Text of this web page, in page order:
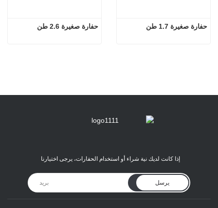
حفارة صغيرة 2.6 طن حفارة صغيرة 1.7 طن
إذا كانت لديك نية شراء أو استخدام الحفارات، يرجى اختيارنا
يرسل